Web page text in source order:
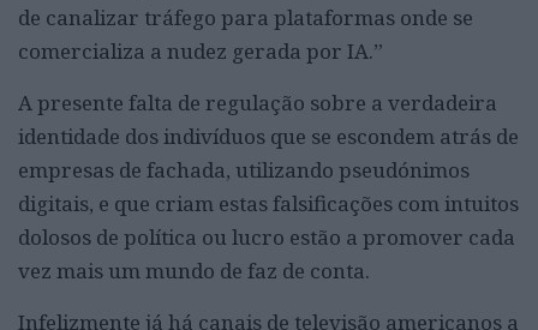
de canalizar tráfego para plataformas onde se
comercializa a nudez gerada por IA.”
A presente falta de regulação sobre a verdadeira
identidade dos indivíduos que se escondem atrás de
empresas de fachada, utilizando pseudónimos
digitais, e que criam estas falsificações com intuitos
dolosos de política ou lucro estão a promover cada
vez mais um mundo de faz de conta.
Infelizmente já há canais de televisão americanos a